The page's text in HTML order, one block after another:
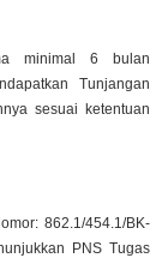
minimal 6 bulan
Tunjangan
sesuai ketentuan
862.1/454.1/BK-
PNS Tugas